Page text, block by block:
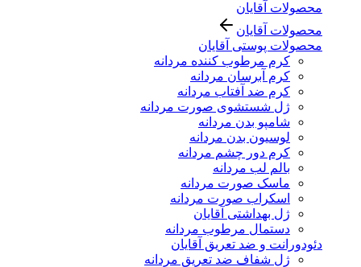
محصولات آقایان
محصولات آقایان
محصولات پوستی آقایان
کرم مرطوب کننده مردانه
کرم آبرسان مردانه
کرم ضد آفتاب مردانه
ژل شستشوی صورت مردانه
شامپو بدن مردانه
لوسیون بدن مردانه
کرم دور چشم مردانه
بالم لب مردانه
ماسک صورت مردانه
اسکراب صورت مردانه
ژل بهداشتی آقایان
دستمال مرطوب مردانه
دئودورانت و ضد تعریق آقایان
ژل شفاف ضد تعریق مردانه